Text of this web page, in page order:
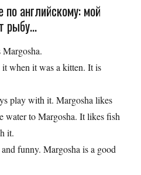
по английскому: мой
рыбу...
Margosha.
when it was a kitten. It is
play with it. Margosha likes
water to Margosha. It likes fish
it.
funny. Margosha is a good